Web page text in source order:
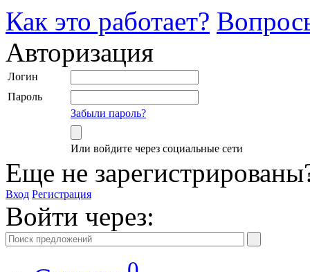
Как это работает?
Авторизация
Логин
Пароль
Забыли пароль?
Или войдите через социальные сети
Еще не
Вход Регистрация
Войти через: